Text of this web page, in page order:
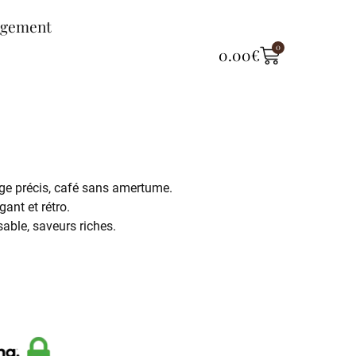
0.00€ 0
précis, café sans amertume.
et rétro.
saveurs riches.